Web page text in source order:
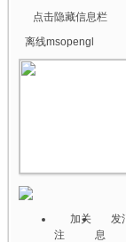
点击隐藏信息栏
离线msopengl
加关
注
发
息